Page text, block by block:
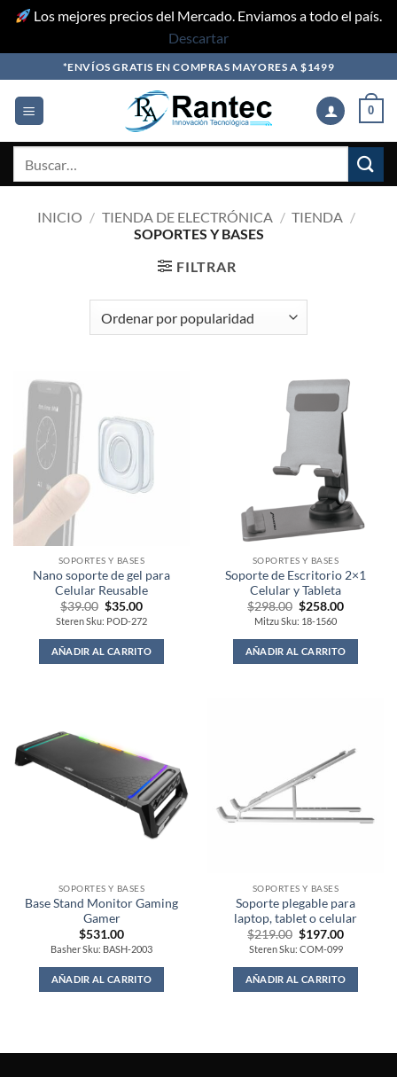
Los mejores precios del Mercado. Enviamos a todo el país.
Descartar
to
content
*ENVÍOS GRATIS EN COMPRAS MAYORES A $1499
0
INICIO / TIENDA DE ELECTRÓNICA / TIENDA /
SOPORTES Y BASES
FILTRAR
SOPORTES Y BASES
Nano soporte de gel para
Celular Reusable
$39.00 Original
price
was:
$39.00.
$35.00Current
price
is:
$35.00.
Steren Sku: POD-272
AÑADIR AL CARRITO
SOPORTES Y BASES
Soporte de Escritorio 2×1
Celular y Tableta
$298.00 Original
price
was:
$298.00.
$258.00Current
$258.00.
Mitzu Sku: 18-1560
AÑADIR AL CARRITO
SOPORTES Y BASES
Base Stand Monitor Gaming
Gamer
$531.00
Basher Sku: BASH-2003
AÑADIR AL CARRITO
SOPORTES Y BASES
Soporte plegable para
laptop, tablet o celular
$219.00 Original
price
was:
$219.00.
$197.00Current
$197.00.
Steren Sku: COM-099
AÑADIR AL CARRITO